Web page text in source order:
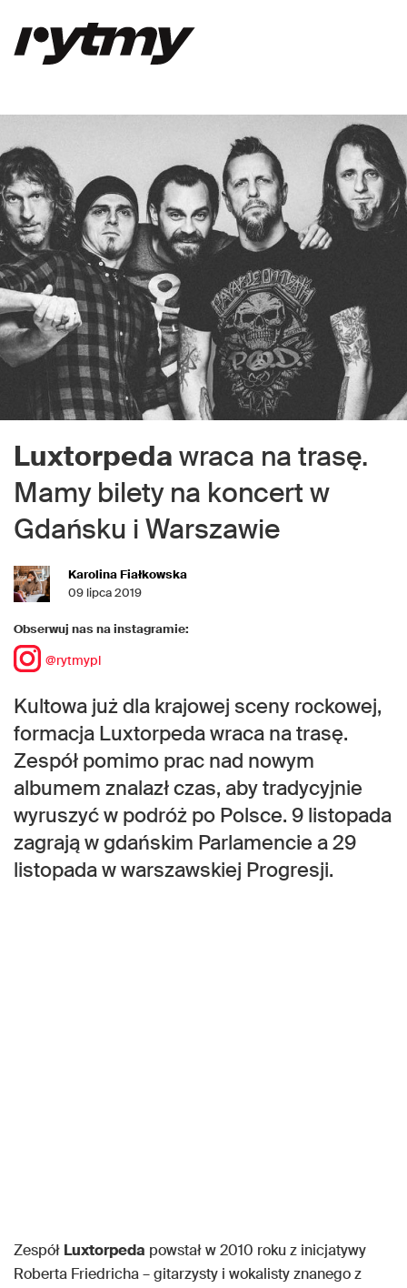
Luxtorpeda wraca na trasę.
Mamy bilety na koncert w
Gdańsku i Warszawie
Karolina Fiałkowska
09 lipca 2019
Obserwuj nas na instagramie:
@rytmypl
Kultowa już dla krajowej sceny rockowej,
formacja Luxtorpeda wraca na trasę.
Zespół pomimo prac nad nowym
albumem znalazł czas, aby tradycyjnie
wyruszyć w podróż po Polsce. 9 listopada
zagrają w gdańskim Parlamencie a 29
listopada w warszawskiej Progresji.
Zespół Luxtorpeda powstał w 2010 roku z inicjatywy
Roberta Friedricha – gitarzysty i wokalisty znanego z